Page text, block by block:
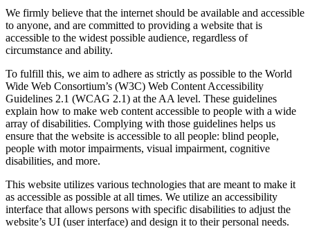
We firmly believe that the internet should be available and accessible
to anyone, and are committed to providing a website that is
accessible to the widest possible audience, regardless of
circumstance and ability.
To fulfill this, we aim to adhere as strictly as possible to the World
Wide Web Consortium’s (W3C) Web Content Accessibility
Guidelines 2.1 (WCAG 2.1) at the AA level. These guidelines
explain how to make web content accessible to people with a wide
array of disabilities. Complying with those guidelines helps us
ensure that the website is accessible to all people: blind people,
people with motor impairments, visual impairment, cognitive
disabilities, and more.
This website utilizes various technologies that are meant to make it
as accessible as possible at all times. We utilize an accessibility
interface that allows persons with specific disabilities to adjust the
website’s UI (user interface) and design it to their personal needs.